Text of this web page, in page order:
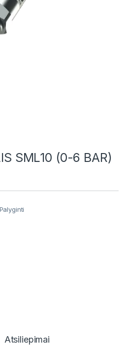
SML10 (0-6 BAR)
Palyginti
Atsiliepimai